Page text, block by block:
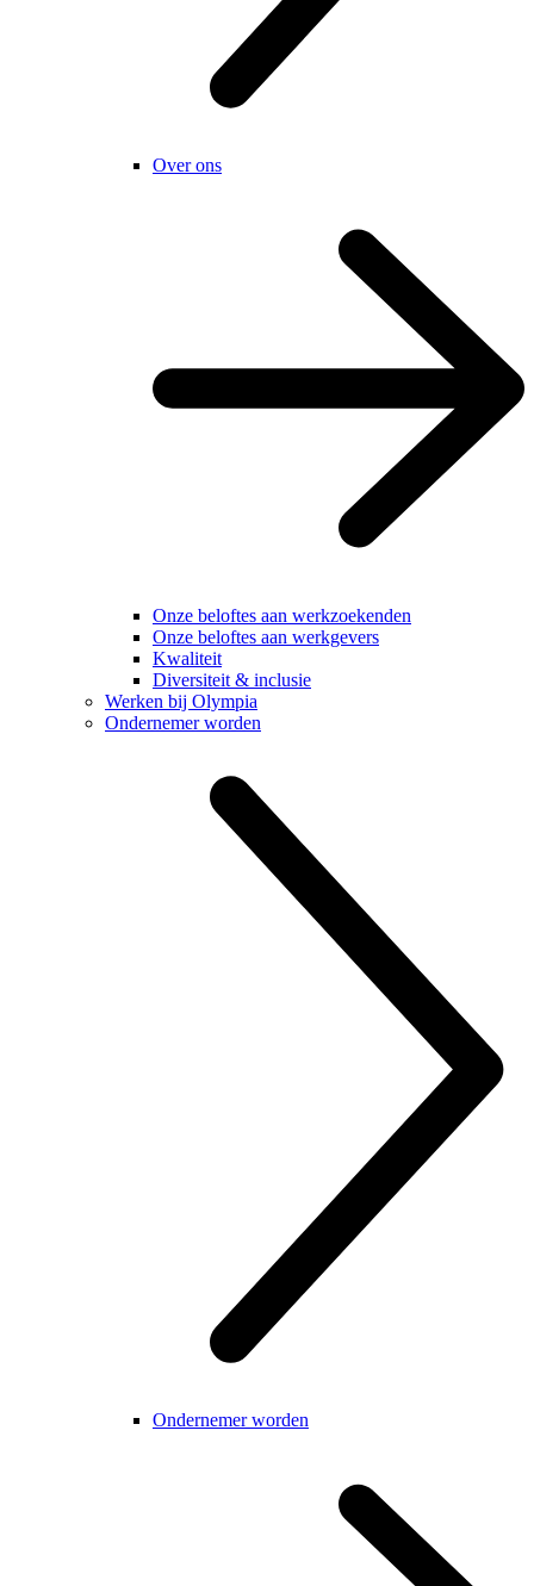
Over ons
Onze beloftes aan werkzoekenden
Onze beloftes aan werkgevers
Kwaliteit
Diversiteit & inclusie
Werken bij Olympia
Ondernemer worden
Ondernemer worden